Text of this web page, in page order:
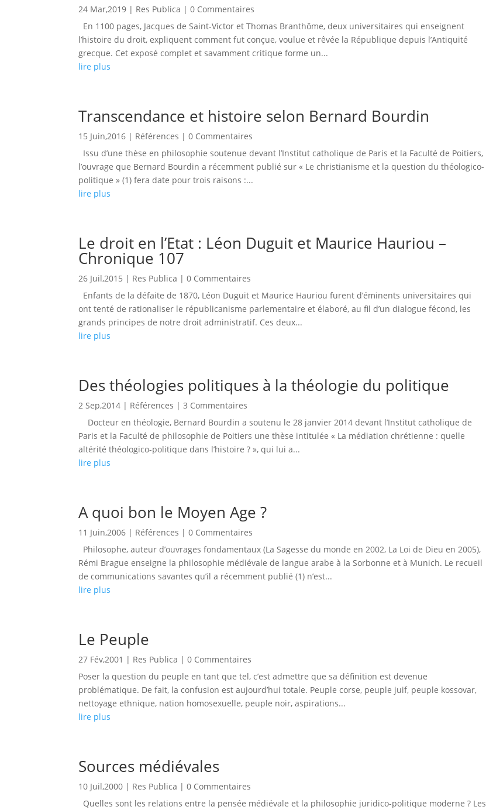
24 Mar,2019 | Res Publica | 0 Commentaires
En 1100 pages, Jacques de Saint-Victor et Thomas Branthôme, deux universitaires qui enseignent
l’histoire du droit, expliquent comment fut conçue, voulue et rêvée la République depuis l’Antiquité
grecque. Cet exposé complet et savamment critique forme un...
lire plus
Transcendance et histoire selon Bernard Bourdin
15 Juin,2016 | Références | 0 Commentaires
Issu d’une thèse en philosophie soutenue devant l’Institut catholique de Paris et la Faculté de Poitiers,
l’ouvrage que Bernard Bourdin a récemment publié sur « Le christianisme et la question du théologico-
politique » (1) fera date pour trois raisons :...
lire plus
Le droit en l’Etat : Léon Duguit et Maurice Hauriou –
Chronique 107
26 Juil,2015 | Res Publica | 0 Commentaires
Enfants de la défaite de 1870, Léon Duguit et Maurice Hauriou furent d’éminents universitaires qui
ont tenté de rationaliser le républicanisme parlementaire et élaboré, au fil d’un dialogue fécond, les
grands principes de notre droit administratif. Ces deux...
lire plus
Des théologies politiques à la théologie du politique
2 Sep,2014 | Références | 3 Commentaires
Docteur en théologie, Bernard Bourdin a soutenu le 28 janvier 2014 devant l’Institut catholique de
Paris et la Faculté de philosophie de Poitiers une thèse intitulée « La médiation chrétienne : quelle
altérité théologico-politique dans l’histoire ? », qui lui a...
lire plus
A quoi bon le Moyen Age ?
11 Juin,2006 | Références | 0 Commentaires
Philosophe, auteur d’ouvrages fondamentaux (La Sagesse du monde en 2002, La Loi de Dieu en 2005),
Rémi Brague enseigne la philosophie médiévale de langue arabe à la Sorbonne et à Munich. Le recueil
de communications savantes qu’il a récemment publié (1) n’est...
lire plus
Le Peuple
27 Fév,2001 | Res Publica | 0 Commentaires
Poser la question du peuple en tant que tel, c’est admettre que sa définition est devenue
problématique. De fait, la confusion est aujourd’hui totale. Peuple corse, peuple juif, peuple kossovar,
nettoyage ethnique, nation homosexuelle, peuple noir, aspirations...
lire plus
Sources médiévales
10 Juil,2000 | Res Publica | 0 Commentaires
Quelles sont les relations entre la pensée médiévale et la philosophie juridico-politique moderne ? Les